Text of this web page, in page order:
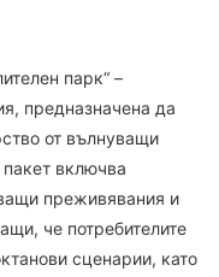
парк“ –
предназначена да
от вълнуващи
включва
преживявания и
че потребителите
сценарии, като